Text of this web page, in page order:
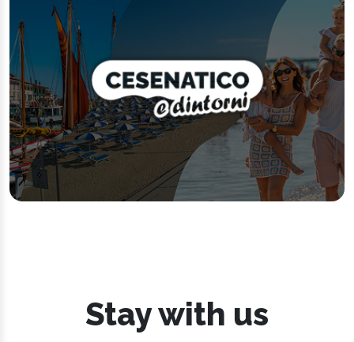
Stay with us